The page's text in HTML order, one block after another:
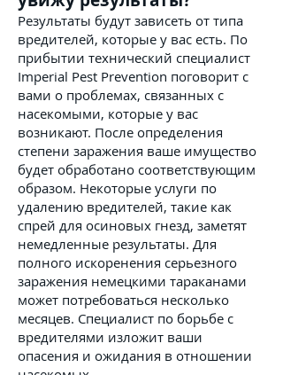
Результаты будут зависеть от типа
вредителей, которые у вас есть. По
прибытии технический специалист
Imperial Pest Prevention поговорит с
вами о проблемах, связанных с
насекомыми, которые у вас
возникают. После определения
степени заражения ваше имущество
будет обработано соответствующим
образом. Некоторые услуги по
удалению вредителей, такие как
спрей для осиновых гнезд, заметят
немедленные результаты. Для
полного искоренения серьезного
заражения немецкими тараканами
может потребоваться несколько
месяцев. Специалист по борьбе с
вредителями изложит ваши
опасения и ожидания в отношении